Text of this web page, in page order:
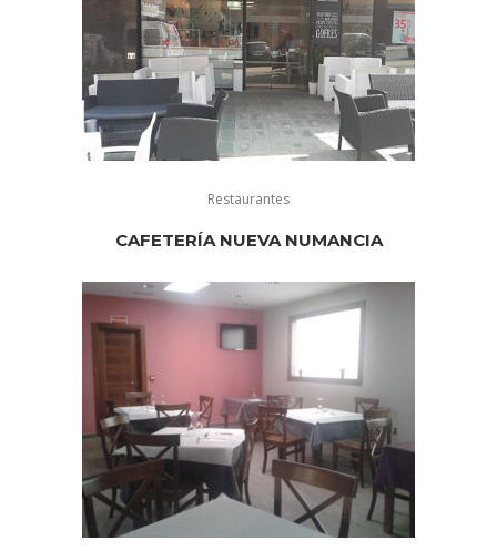
Restaurantes
CAFETERÍA NUEVA NUMANCIA